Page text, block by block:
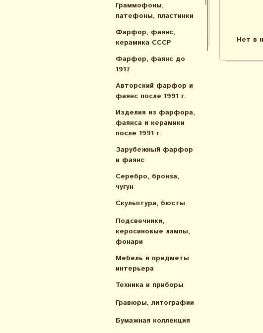
Граммофоны,
патефоны, пластинки
Фарфор, фаянс,
керамика СССР
Фарфор, фаянс до
1917
Авторский фарфор и
фаянс после 1991 г.
Изделия из фарфора,
фаянса и керамики
после 1991 г.
Зарубежный фарфор
и фаянс
Серебро, бронза,
чугун
Скульптура, бюсты
Подсвечники,
керосиновые лампы,
фонари
Мебель и предметы
интерьера
Техника и приборы
Гравюры, литографии
Бумажная коллекция
Нет в